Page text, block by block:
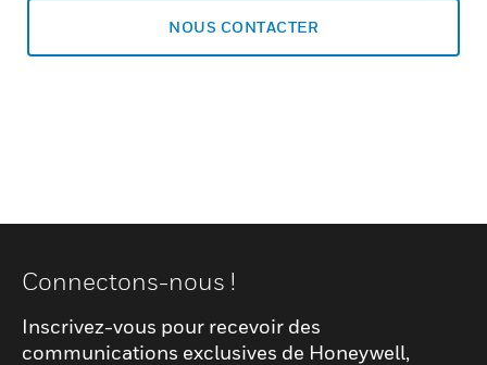
NOUS CONTACTER
Connectons-nous !
Inscrivez-vous pour recevoir des
communications exclusives de Honeywell,